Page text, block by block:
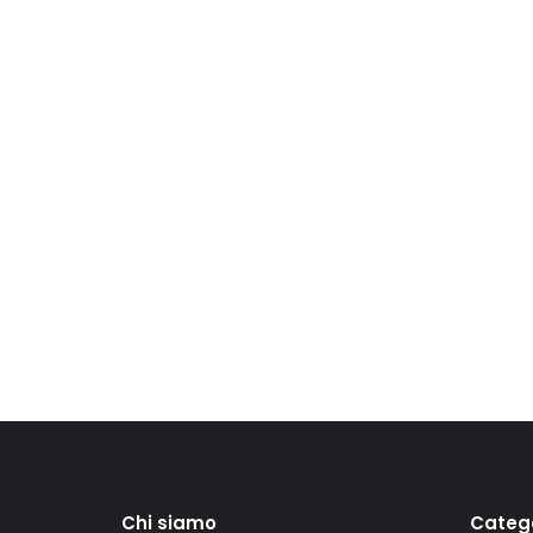
Chi siamo